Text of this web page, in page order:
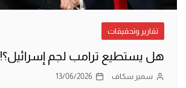
تقارير وتحقيقات
هل يستطيع ترامب لجم إسرائيل؟!
سمير سكاف 13/06/2026